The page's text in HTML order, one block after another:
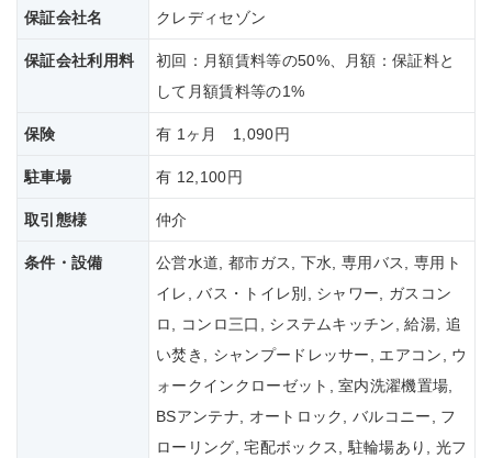
保証会社名 クレディセゾン
保証会社利用料
初回：月額賃料等の50%、月額：保証料と
して月額賃料等の1%
保険 有 1ヶ月 1,090円
駐車場 有 12,100円
取引態様 仲介
条件・設備
公営水道, 都市ガス, 下水, 専用バス, 専用ト
イレ, バス・トイレ別, シャワー, ガスコン
ロ, コンロ三口, システムキッチン, 給湯, 追
い焚き, シャンプードレッサー, エアコン, ウ
ォークインクローゼット, 室内洗濯機置場,
BSアンテナ, オートロック, バルコニー, フ
ローリング, 宅配ボックス, 駐輪場あり, 光フ